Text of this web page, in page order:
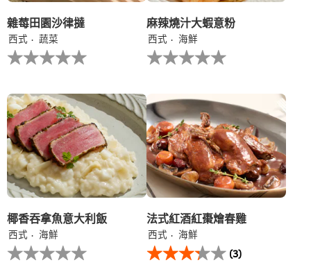
雜莓田園沙律撻
西式
蔬菜
没
有
个
recipe
提
交
评
级
麻辣燒汁大蝦意粉
西式
海鮮
没
有
个
recipe
提
交
评
级
椰香吞拿魚意大利飯​
西式
海鮮
没
有
法式紅酒紅棗燴春雞
西式
海鮮
此
法
(3)